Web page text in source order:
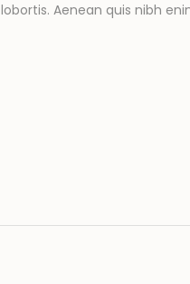
Aenean quis nibh